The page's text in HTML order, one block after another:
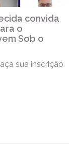
convida
o
Sob o
sua inscrição